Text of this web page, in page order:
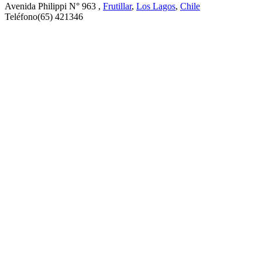
Avenida Philippi N° 963 , Frutillar, Los Lagos, Chile
Teléfono(65) 421346